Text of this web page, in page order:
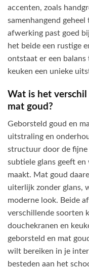
accenten, zoals
samenhangend
afwerking past goed
het beide een rustige
ontstaat er een
keuken een unieke
Wat is het
mat goud?
Geborsteld goud en
uitstraling en
structuur door de fijne
subtiele glans geeft
maakt. Mat goud
uiterlijk zonder glans,
moderne look. Beide
verschillende soorten
douchekranen en
geborsteld en mat
wilt bereiken in je
besteden aan het